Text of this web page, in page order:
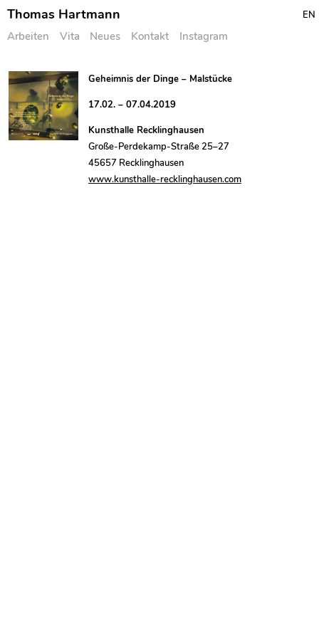
Skip
content
Thomas Hartmann
Arbeiten Vita Neues Kontakt Instagram
EN
Geheimnis der Dinge – Malstücke
17.02. – 07.04.2019
Kunsthalle Recklinghausen
Große-Perdekamp-Straße 25–27
45657 Recklinghausen
www.kunsthalle-recklinghausen.com